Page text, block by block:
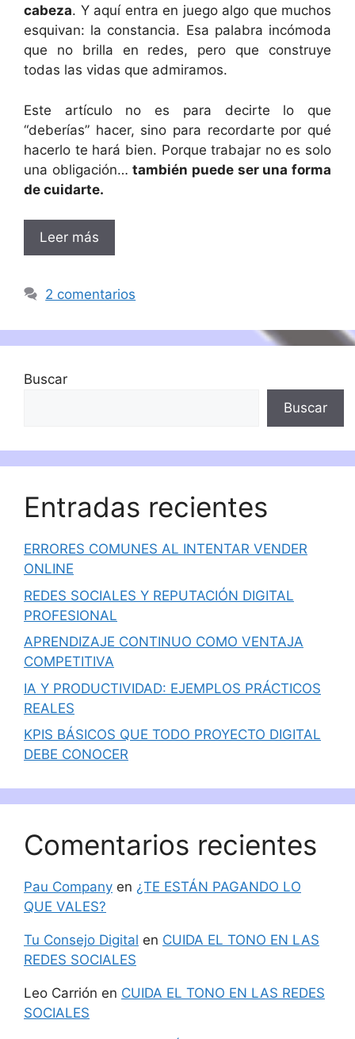
cabeza. Y aquí entra en juego algo que muchos
esquivan: la constancia. Esa palabra incómoda
que no brilla en redes, pero que construye
todas las vidas que admiramos.
Este artículo no es para decirte lo que
“deberías” hacer, sino para recordarte por qué
hacerlo te hará bien. Porque trabajar no es solo
una obligación…también puede ser una forma
de cuidarte.
Leer más
2 comentarios
Buscar
Buscar
Entradas recientes
ERRORES COMUNES AL INTENTAR VENDER
ONLINE
REDES SOCIALES Y REPUTACIÓN DIGITAL
PROFESIONAL
APRENDIZAJE CONTINUO COMO VENTAJA
COMPETITIVA
IA Y PRODUCTIVIDAD: EJEMPLOS PRÁCTICOS
REALES
KPIS BÁSICOS QUE TODO PROYECTO DIGITAL
DEBE CONOCER
Comentarios recientes
Pau Company en ¿TE ESTÁN PAGANDO LO
QUE VALES?
Tu Consejo Digital en CUIDA EL TONO EN LAS
REDES SOCIALES
Leo Carrión en CUIDA EL TONO EN LAS REDES
SOCIALES